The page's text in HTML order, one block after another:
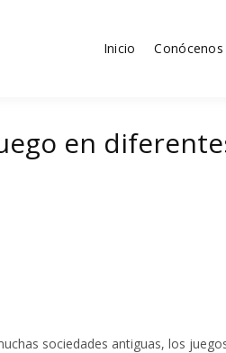
Inicio Conócenos
en
sociedades antiguas, los